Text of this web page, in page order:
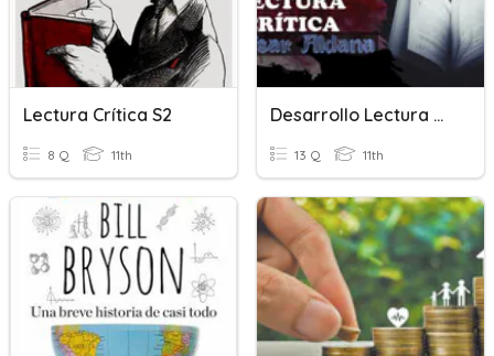
Lectura Crítica S2
8 Q 11th
Desarrollo Lectura Crítica (Lit)
13 Q 11th